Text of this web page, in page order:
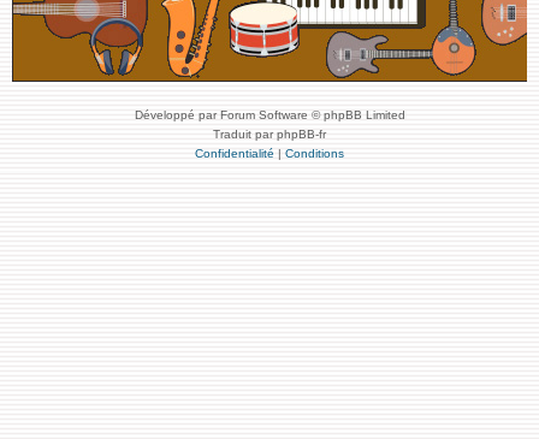
Développé par Forum Software © phpBB Limited
Traduit par phpBB-fr
Confidentialité | Conditions